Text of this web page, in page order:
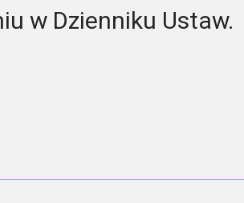
w Dzienniku Ustaw.